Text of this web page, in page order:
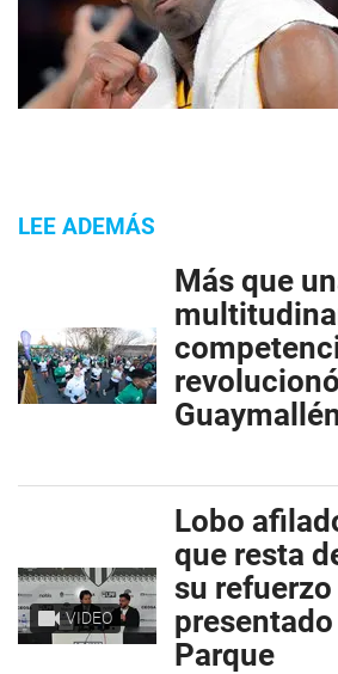
LEE ADEMÁS
Más que
revolucionó
VIDEO
Lobo
que resta
su
presentado
Parque